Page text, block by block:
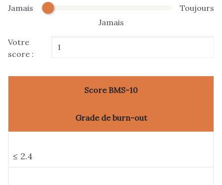
Jamais
Toujours
Jamais
Votre
score :
Score BMS-10
Grade de burn-out
≤ 2.4